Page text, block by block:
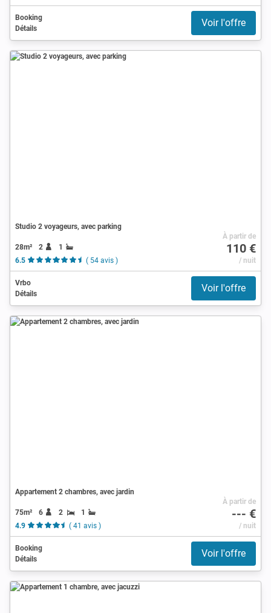
Booking
Détails
Voir l'offre
Studio 2 voyageurs, avec parking
28m² 2
1
6.5
( 54 avis )
À partir de
110 €
/ nuit
Vrbo
Détails
Voir l'offre
Appartement 2 chambres, avec jardin
75m² 6 2
1
4.9
( 41 avis )
À partir de
--- €
/ nuit
Booking
Détails
Voir l'offre